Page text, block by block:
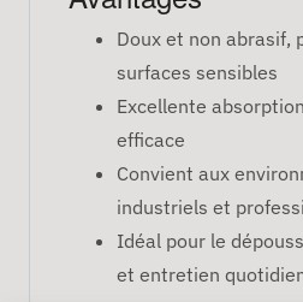
Doux et non abrasif,
surfaces sensibles
Excellente
efficace
Convient aux
industriels et
Idéal pour le
et entretien